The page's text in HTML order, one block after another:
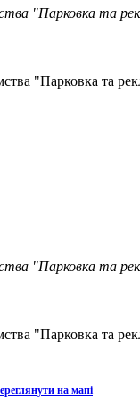
"Парковка та
"Парковка та
"Парковка та
"Парковка та
на мапі